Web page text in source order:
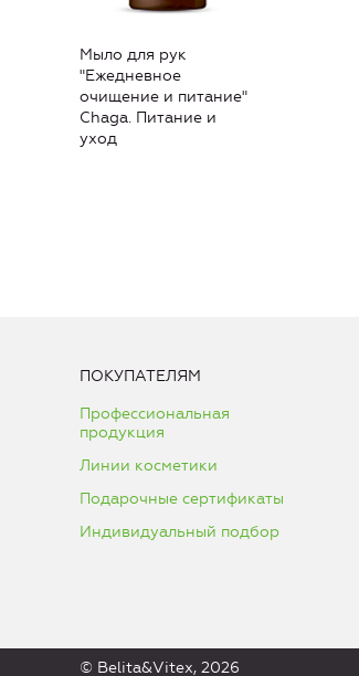
Мыло для рук
"Ежедневное
очищение и питание"
Chaga. Питание и
уход
ПОКУПАТЕЛЯМ
Профессиональная
продукция
Линии косметики
Подарочные сертификаты
Индивидуальный подбор
© Belita&Vitex, 2026